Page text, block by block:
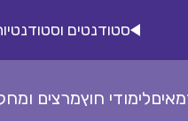
סטודנטים
לימודי חוץמרצים